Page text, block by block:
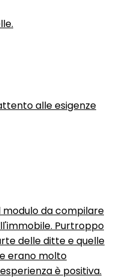
alle esigenze
da compilare
Purtroppo
delle ditte e quelle
erano molto
è positiva.